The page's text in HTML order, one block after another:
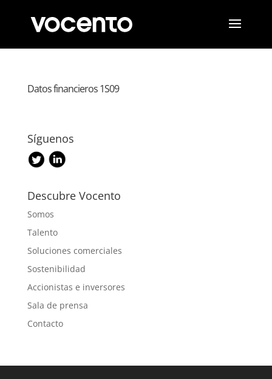
Datos financieros 1S09
Síguenos
Descubre Vocento
Somos
Talento
Soluciones comerciales
Sostenibilidad
Accionistas e inversores
Sala de prensa
Contacto